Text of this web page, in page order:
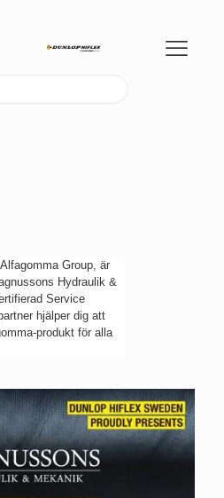
Group, är
Hydraulik &
Service
hjälper dig att
produkt för alla